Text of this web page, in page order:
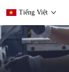
Tiếng Việt